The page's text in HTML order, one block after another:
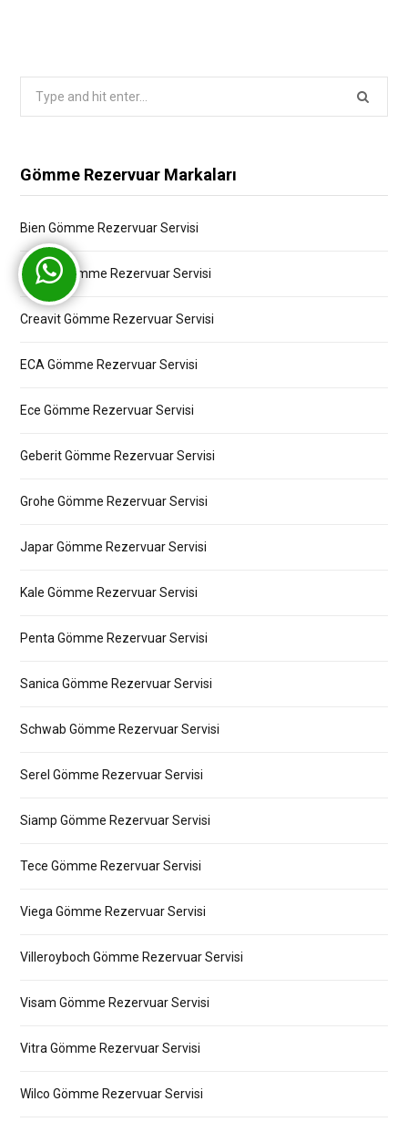
Gömme Rezervuar Markaları
Bien Gömme Rezervuar Servisi
Bocchi Gömme Rezervuar Servisi
Creavit Gömme Rezervuar Servisi
ECA Gömme Rezervuar Servisi
Ece Gömme Rezervuar Servisi
Geberit Gömme Rezervuar Servisi
Grohe Gömme Rezervuar Servisi
Japar Gömme Rezervuar Servisi
Kale Gömme Rezervuar Servisi
Penta Gömme Rezervuar Servisi
Sanica Gömme Rezervuar Servisi
Schwab Gömme Rezervuar Servisi
Serel Gömme Rezervuar Servisi
Siamp Gömme Rezervuar Servisi
Tece Gömme Rezervuar Servisi
Viega Gömme Rezervuar Servisi
Villeroyboch Gömme Rezervuar Servisi
Visam Gömme Rezervuar Servisi
Vitra Gömme Rezervuar Servisi
Wilco Gömme Rezervuar Servisi